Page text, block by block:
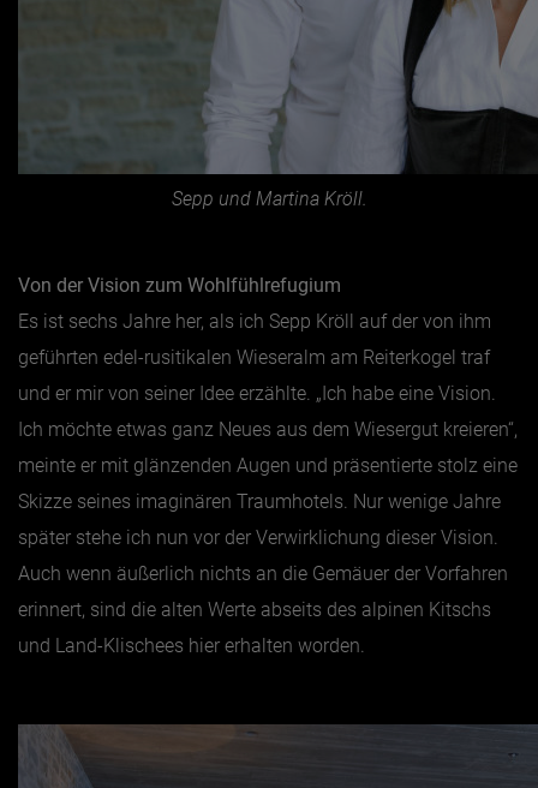
Sepp und Martina Kröll.
Von der Vision zum Wohlfühlrefugium
Es ist sechs Jahre her, als ich Sepp Kröll auf der von ihm
geführten edel-rusitikalen Wieseralm am Reiterkogel traf
und er mir von seiner Idee erzählte. „Ich habe eine Vision.
Ich möchte etwas ganz Neues aus dem Wiesergut kreieren“,
meinte er mit glänzenden Augen und präsentierte stolz eine
Skizze seines imaginären Traumhotels. Nur wenige Jahre
später stehe ich nun vor der Verwirklichung dieser Vision.
Auch wenn äußerlich nichts an die Gemäuer der Vorfahren
erinnert, sind die alten Werte abseits des alpinen Kitschs
und Land-Klischees hier erhalten worden.